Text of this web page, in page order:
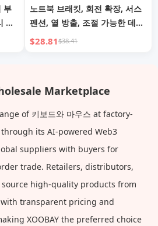
부
버
노트북 브래킷, 회전 확장, 서스
펜션, 열 방출, 조절 가능한 데스
크탑, 상승형 스탠딩 태블릿, 투
$28.81$38.41
Marketplace
of 키보드와 마우스 at factory-
its AI-powered Web3
suppliers with buyers for
trade. Retailers, distributors,
high-quality products from
transparent pricing and
XOOBAY the preferred choice